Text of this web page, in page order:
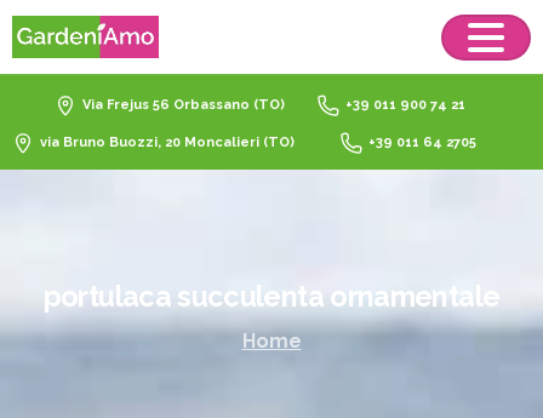
Via Frejus 56 Orbassano (TO) +39 011 900 74 21
via Bruno Buozzi, 20 Moncalieri (TO) +39 011 64 2705
portulaca succulenta ornamentale
Home